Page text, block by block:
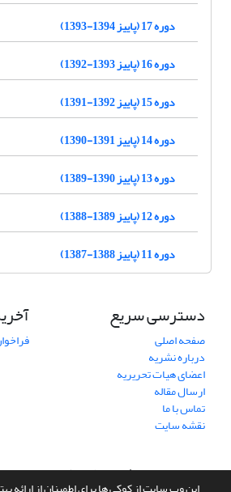
دوره 17 (پاییز 1394-1393)
دوره 16 (پاییز 1393-1392)
دوره 15 (پاییز 1392-1391)
دوره 14 (پاییز 1391-1390)
دوره 13 (پاییز 1390-1389)
دوره 12 (پاییز 1389-1388)
دوره 11 (پاییز 1388-1387)
دسترسی سریع
صفحه اصلی
درباره نشریه
اعضای هیات تحریریه
ارسال مقاله
تماس با ما
نقشه سایت
سامانه مدیریت نشریات علمی.طراحی و پیاده